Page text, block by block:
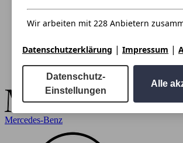
Mercedes-Benz
Wir arbeiten mit 228 Anbietern
Datenschutzerklärung | Impressum |
Datenschutz-
Einstellungen
Alle